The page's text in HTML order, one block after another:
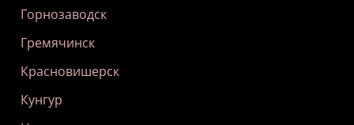
Горнозаводск
Гремячинск
Красновишерск
Кунгур